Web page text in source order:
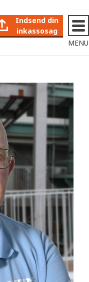
Indsend din
inkassosag
MENU